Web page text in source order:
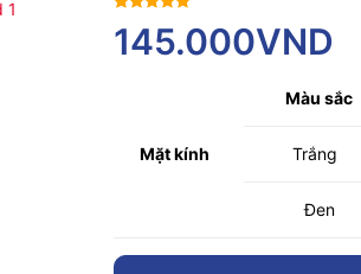
5.00trên 5
dựa trên
1
145.000VND
Mặt kính
Màu sắc
Trắng
Đen